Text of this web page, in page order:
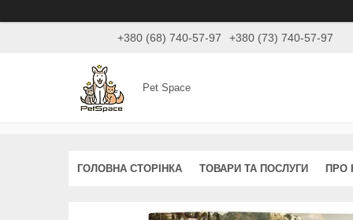
+380 (68) 740-57-97 +380 (73) 740-57-97
Pet Space
ГОЛОВНА СТОРІНКА ТОВАРИ ТА ПОСЛУГИ ПРО